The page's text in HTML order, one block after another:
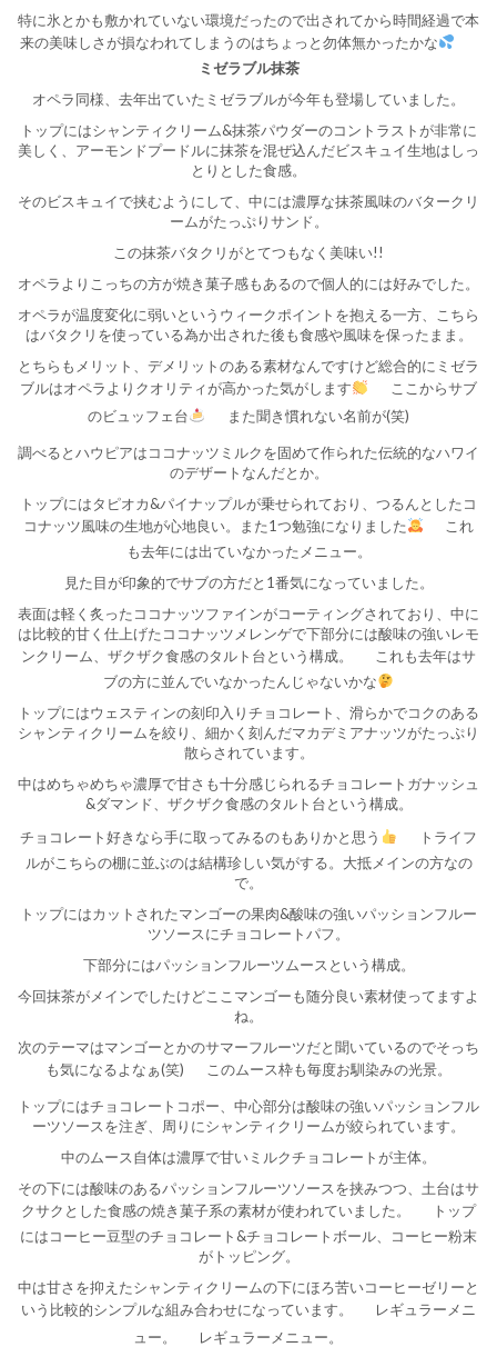
特に氷とかも敷かれていない環境だったので出されてから時間経過で本
来の美味しさが損なわれてしまうのはちょっと勿体無かったかな
ミゼラブル抹茶
オペラ同様、去年出ていたミゼラブルが今年も登場していました。
トップにはシャンティクリーム&抹茶パウダーのコントラストが非常に
美しく、アーモンドプードルに抹茶を混ぜ込んだビスキュイ生地はしっ
とりとした食感。
そのビスキュイで挟むようにして、中には濃厚な抹茶風味のバタークリ
ームがたっぷりサンド。
この抹茶バタクリがとてつもなく美味い!!
オペラよりこっちの方が焼き菓子感もあるので個人的には好みでした。
オペラが温度変化に弱いというウィークポイントを抱える一方、こちら
はバタクリを使っている為か出された後も食感や風味を保ったまま。
とちらもメリット、デメリットのある素材なんですけど総合的にミゼラ
ブルはオペラよりクオリティが高かった気がします
ここからサブ
のビュッフェ台
また聞き慣れない名前が(笑)
調べるとハウピアはココナッツミルクを固めて作られた伝統的なハワイ
のデザートなんだとか。
トップにはタピオカ&パイナップルが乗せられており、つるんとしたコ
コナッツ風味の生地が心地良い。また1つ勉強になりました
これ
も去年には出ていなかったメニュー。
見た目が印象的でサブの方だと1番気になっていました。
表面は軽く炙ったココナッツファインがコーティングされており、中に
は比較的甘く仕上げたココナッツメレンゲで下部分には酸味の強いレモ
ンクリーム、ザクザク食感のタルト台という構成。
これも去年はサ
ブの方に並んでいなかったんじゃないかな
トップにはウェスティンの刻印入りチョコレート、滑らかでコクのある
シャンティクリームを絞り、細かく刻んだマカデミアナッツがたっぷり
散らされています。
中はめちゃめちゃ濃厚で甘さも十分感じられるチョコレートガナッシュ
&ダマンド、ザクザク食感のタルト台という構成。
チョコレート好きなら手に取ってみるのもありかと思う
トライフ
ルがこちらの棚に並ぶのは結構珍しい気がする。大抵メインの方なの
で。
トップにはカットされたマンゴーの果肉&酸味の強いパッションフルー
ツソースにチョコレートパフ。
下部分にはパッションフルーツムースという構成。
今回抹茶がメインでしたけどここマンゴーも随分良い素材使ってますよ
ね。
次のテーマはマンゴーとかのサマーフルーツだと聞いているのでそっち
も気になるよなぁ(笑)
このムース枠も毎度お馴染みの光景。
トップにはチョコレートコポー、中心部分は酸味の強いパッションフル
ーツソースを注ぎ、周りにシャンティクリームが絞られています。
中のムース自体は濃厚で甘いミルクチョコレートが主体。
その下には酸味のあるパッションフルーツソースを挟みつつ、土台はサ
クサクとした食感の焼き菓子系の素材が使われていました。
トップ
にはコーヒー豆型のチョコレート&チョコレートボール、コーヒー粉末
がトッピング。
中は甘さを抑えたシャンティクリームの下にほろ苦いコーヒーゼリーと
いう比較的シンプルな組み合わせになっています。
レギュラーメニ
ュー。
レギュラーメニュー。